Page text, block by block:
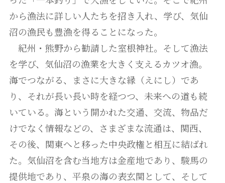
から漁法に詳しい人たちを招き入れ、学び、気仙
沼の漁民も豊漁を得ることになった。
紀州・熊野から勧請した室根神社。そして漁法
を学び、気仙沼の漁業を大きく支えるカツオ漁。
海でつながる、まさに大きな縁（えにし）であ
り、それが長い長い時を経つつ、未来への道も続
いている。海という開かれた交通、交流、物品だ
けでなく情報などの、さまざまな流通は、関西、
その後、関東へと移った中央政権と相互に結ばれ
た。気仙沼を含む当地方は金産地であり、駿馬の
提供地であり、平泉の海の表玄関として、そして